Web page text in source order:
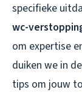
specifieke
wc-
om expertise
duiken we in
tips om jouw